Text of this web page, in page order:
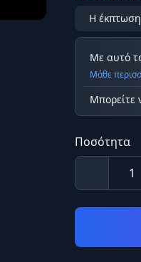
Η έκπτωση
Με αυτό
Μάθε
Μπορείτε
Ποσότητα